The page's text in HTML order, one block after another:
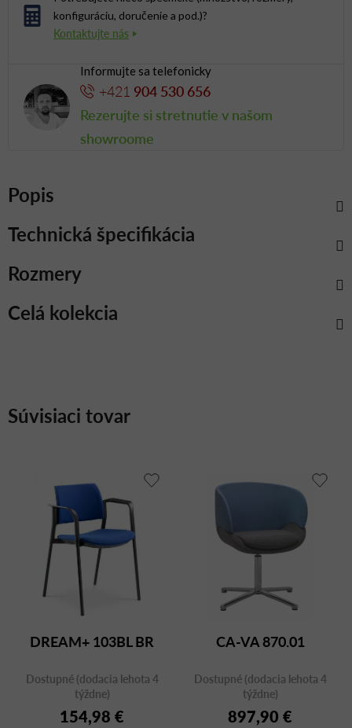
konfiguráciu, doručenie a pod.)?
Informujte sa telefonicky
+421 904 530 656
Rezerujte si stretnutie v našom
showroome
Popis
Celá kolekcia
Rozmery
Technická špecifikácia
Súvisiaci tovar
DREAM+ 103BL BR
Dostupné (dodacia lehota 4
týždne)
154,98 €
CA-VA 870.01
Dostupné (dodacia lehota 4
týždne)
897,90 €